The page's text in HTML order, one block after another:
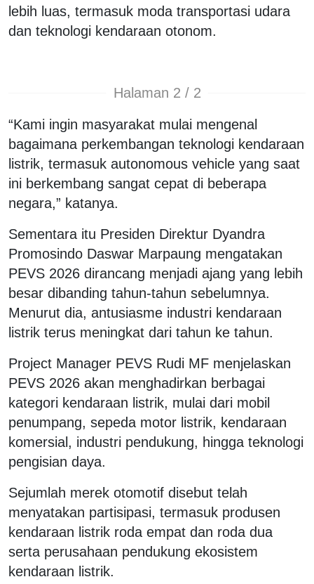
lebih luas, termasuk moda transportasi udara
dan teknologi kendaraan otonom.
Halaman 2 / 2
“Kami ingin masyarakat mulai mengenal
bagaimana perkembangan teknologi kendaraan
listrik, termasuk autonomous vehicle yang saat
ini berkembang sangat cepat di beberapa
negara,” katanya.
Sementara itu Presiden Direktur Dyandra
Promosindo Daswar Marpaung mengatakan
PEVS 2026 dirancang menjadi ajang yang lebih
besar dibanding tahun-tahun sebelumnya.
Menurut dia, antusiasme industri kendaraan
listrik terus meningkat dari tahun ke tahun.
Project Manager PEVS Rudi MF menjelaskan
PEVS 2026 akan menghadirkan berbagai
kategori kendaraan listrik, mulai dari mobil
penumpang, sepeda motor listrik, kendaraan
komersial, industri pendukung, hingga teknologi
pengisian daya.
Sejumlah merek otomotif disebut telah
menyatakan partisipasi, termasuk produsen
kendaraan listrik roda empat dan roda dua
serta perusahaan pendukung ekosistem
kendaraan listrik.